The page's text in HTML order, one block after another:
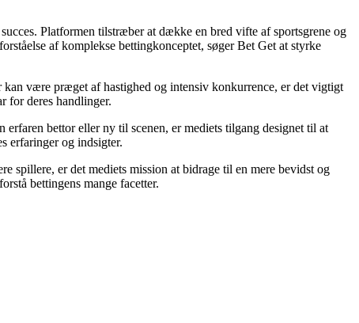
Platformen tilstræber at dække en bred vifte af sportsgrene og
af komplekse bettingkonceptet, søger Bet Get at styrke
være præget af hastighed og intensiv konkurrence, er det vigtigt
for deres handlinger.
bettor eller ny til scenen, er mediets tilgang designet til at
erfaringer og indsigter.
spillere, er det mediets mission at bidrage til en mere bevidst og
bettingens mange facetter.